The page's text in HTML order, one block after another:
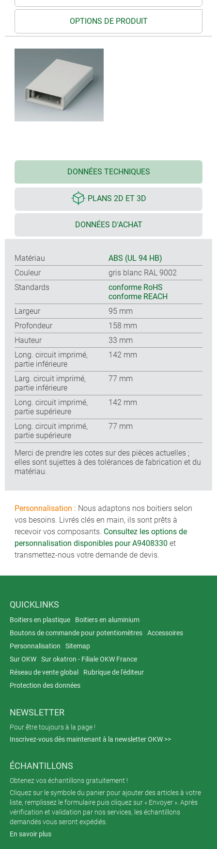
OPTIONS DE PRODUIT
DONNÉES TECHNIQUES
PLANS 2D ET 3D
DONNÉES D'ACHAT
Matériau
ABS (UL 94 HB)
Couleur
gris blanc RAL 9002
Standards
conforme RoHS
conforme REACH
Largeur
95 mm
Profondeur
158 mm
Hauteur
33 mm
Long. circuit imprimé,
partie inférieure
142 mm
Larg. circuit imprimé,
partie inférieure
77 mm
Long. circuit imprimé,
partie supérieure
142 mm
Long. circuit imprimé,
partie supérieure
77 mm
Merci de prendre les cotes sur des pièces actuelles ;
elles sont sujettes à des tolérances de fabrication et du
matériau.
Personnalisation : Nous adaptons nos boitiers selon
vos besoins. Livrés clés en main, ils sont prêts à
recevoir vos composants. Consultez les options de
personnalisation disponibles pour A9408330 et
transmettez-nous votre demande de devis.
QUICKLINKS
Boitiers en plastique
Boitiers en aluminium
Boutons de commande pour potentiomètres
Accessoires
Personnalisation
Sitemap
Sur OKW
Sur okatron - Filiale OKW France
Réseau de vente global
Rubrique de l'éditeur
Protection des données
NEWSLETTER
Pour être toujours à la page !
Inscrivez-vous dès maintenant à la newsletter OKW >>
ÉCHANTILLONS
Obtenez vos échantillons gratuitement !
Cliquez sur le symbole du panier pour ajouter des articles à votre
liste, remplissez le formulaire puis cliquez sur « Envoyer ». Après
vérification et validation par nos services, les échantillons
demandés vous seront expédiés.
En savoir plus